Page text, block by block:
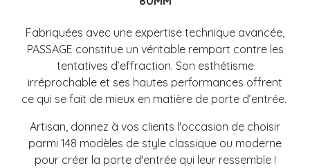
Fabriquées avec une expertise technique avancée,
PASSAGE constitue un véritable rempart contre les
tentatives d’effraction. Son esthétisme
irréprochable et ses hautes performances offrent
ce qui se fait de mieux en matière de porte d’entrée.
Artisan, donnez à vos clients l'occasion de choisir
parmi 148 modèles de style classique ou moderne
pour créer la porte d'entrée qui leur ressemble !